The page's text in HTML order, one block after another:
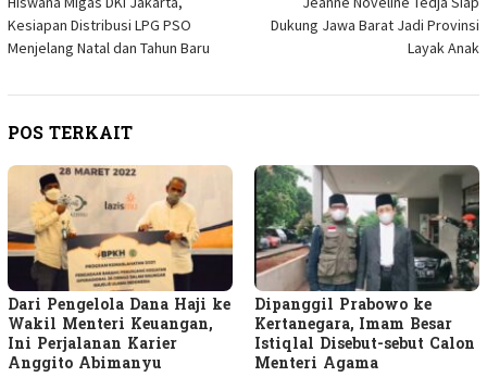
pos
Kesiapan Distribusi LPG PSO
Menjelang Natal dan Tahun Baru
Dukung Jawa Barat Jadi Provinsi
Layak Anak
POS TERKAIT
Dari Pengelola Dana Haji ke
Wakil Menteri Keuangan,
Ini Perjalanan Karier
Anggito Abimanyu
Dipanggil Prabowo ke
Kertanegara, Imam Besar
Istiqlal Disebut-sebut Calon
Menteri Agama